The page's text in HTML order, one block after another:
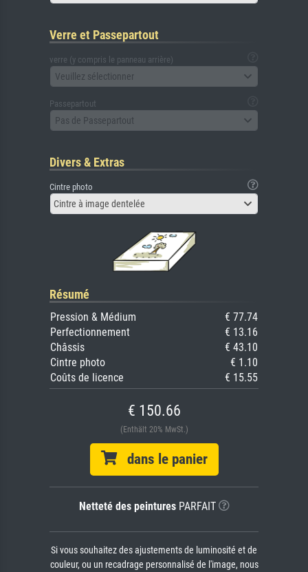
Verre et Passepartout
verre (y compris le panneau arrière)
Veuillez sélectionner
Passepartout
Pas de Passepartout
Divers & Extras
Cintre photo
Cintre à image dentelée
Résumé
Pression & Médium
€ 77.74
Perfectionnement
€ 13.16
Châssis
€ 43.10
Cintre photo
€ 1.10
Coûts de licence
€ 15.55
€ 150.66
(Enthält 20% MwSt.)
dans le panier
Netteté des peinturesPARFAIT
Si vous souhaitez des ajustements de luminosité et de
couleur, ou un recadrage personnalisé de l'image, nous